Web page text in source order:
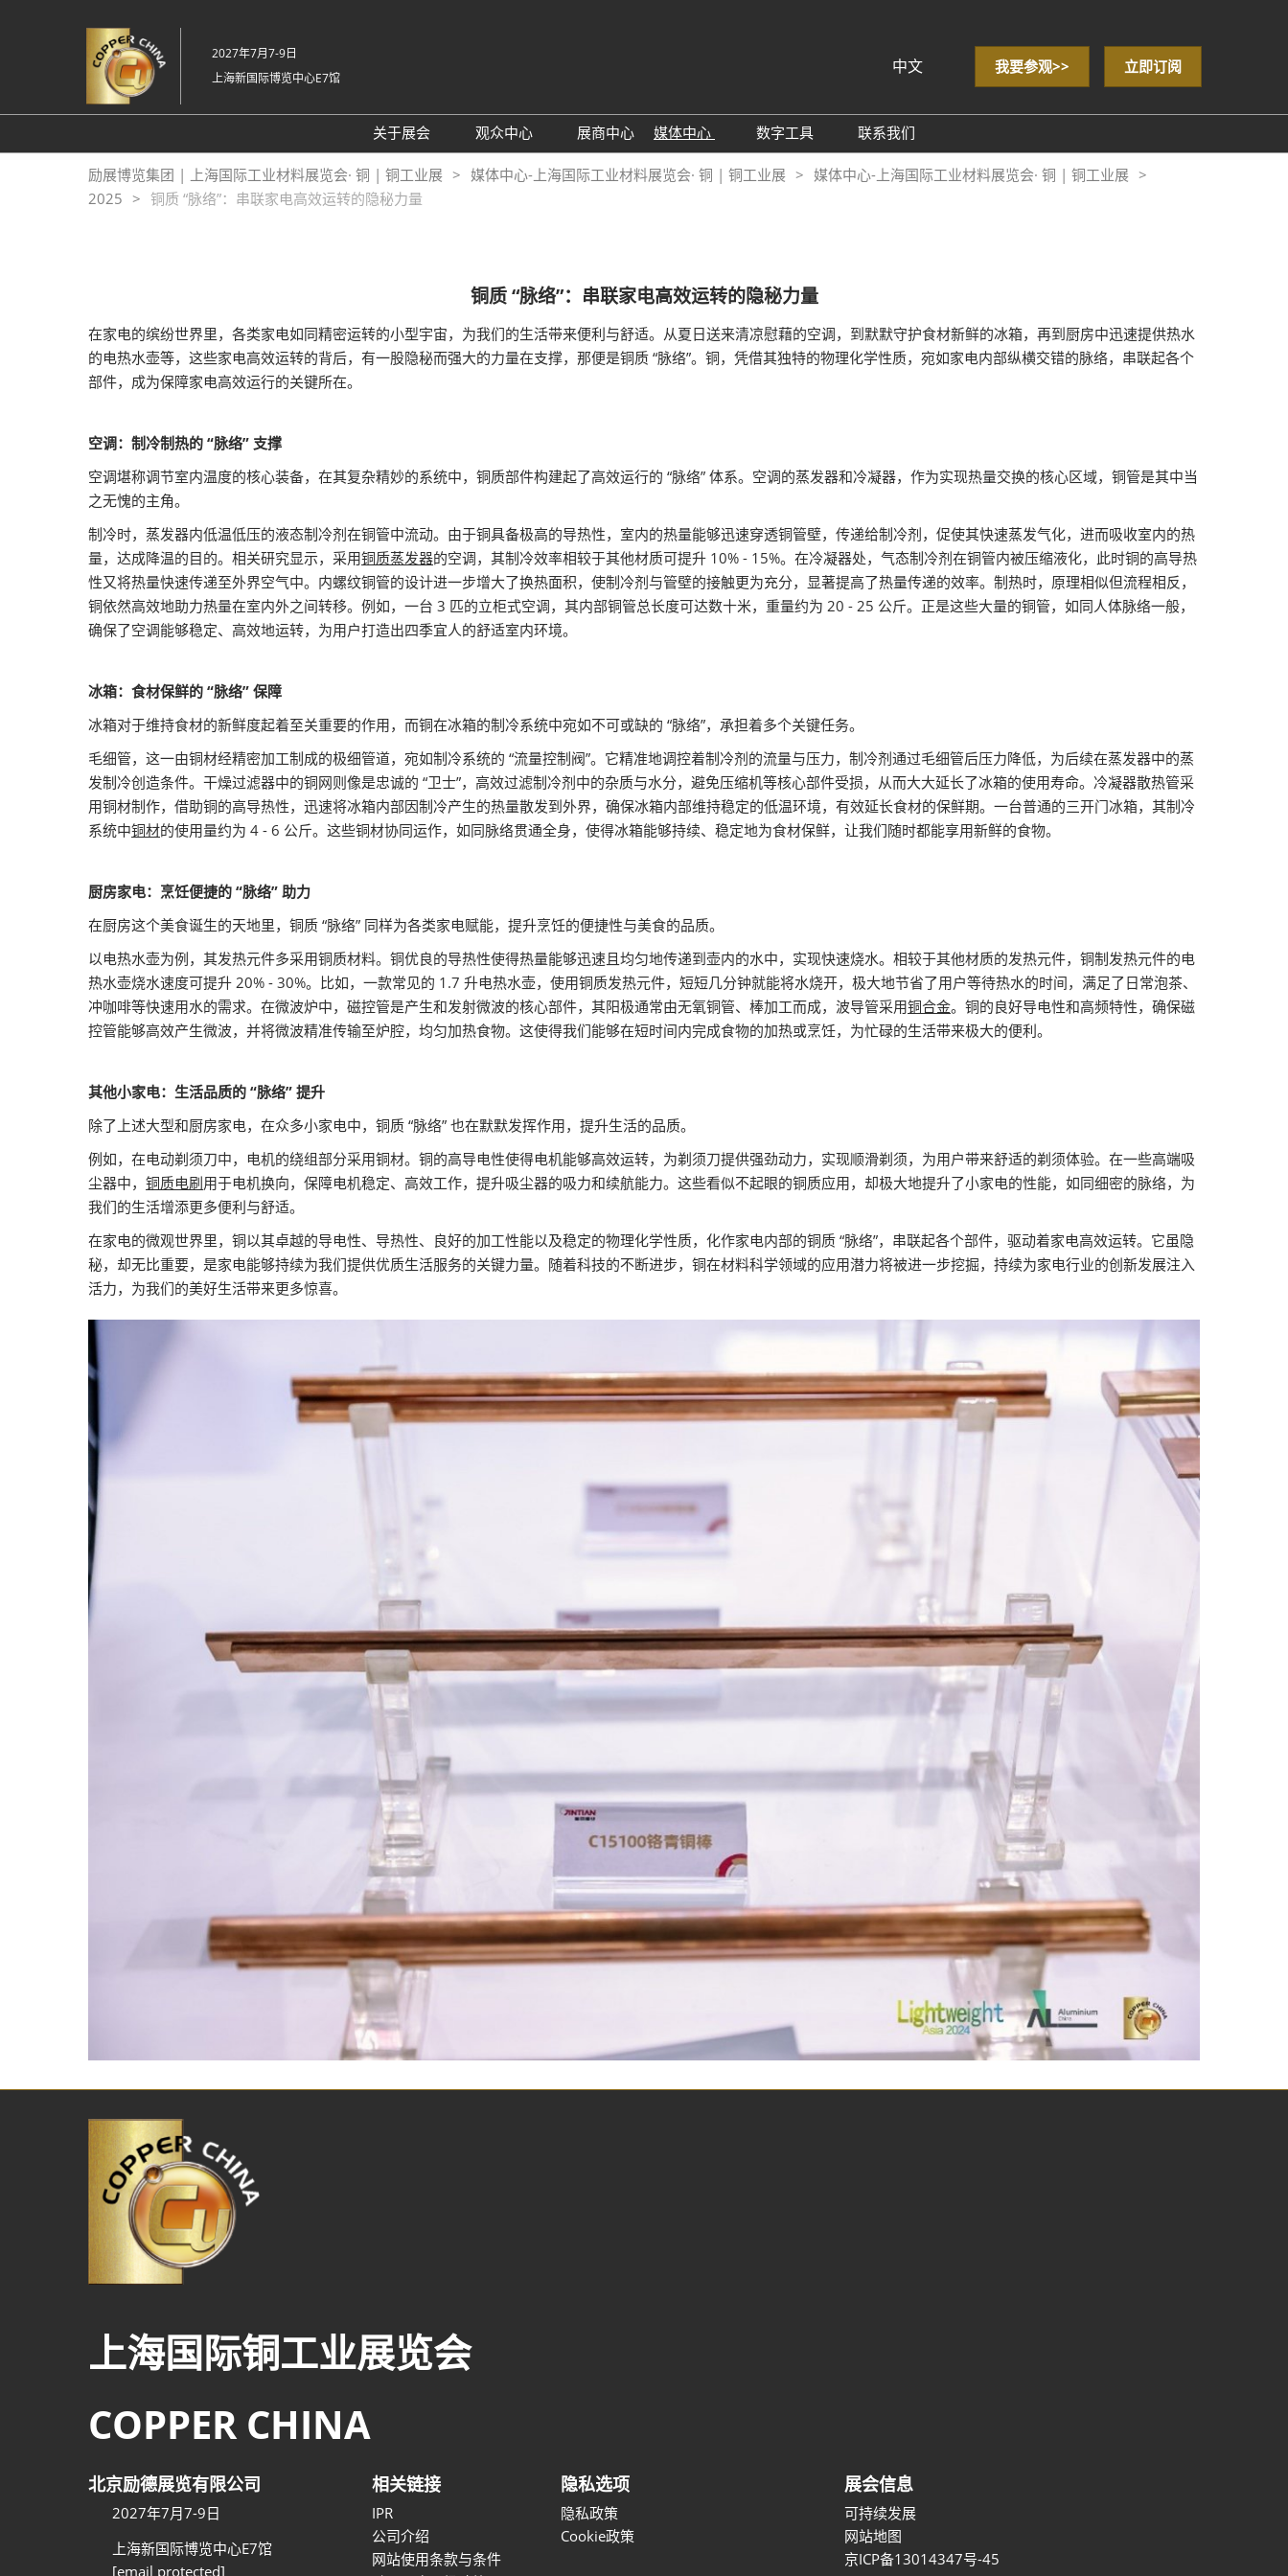
接
跳
至
容
2027年7月7-9日
上海新国际博览中心E7馆
中文
English
我要参观>> 立即订阅
关于展会
关于展会
2025年展后报告
观众中心
观众增值服务
展商中心
媒体中心
行业资讯动态
数字工具
励展通
联系我们
励展博览集团 | 上海国际工业材料展览会· 铜 | 铜工业展 媒体中心-上海国际工业材料展览会· 铜 | 铜工业展
媒体中心-上海国际工业材料展览会· 铜 | 铜工业展
2025
铜质 “脉络”：串联家电高效运转的隐秘力量
铜质 “脉络”：串联家电高效运转的隐秘力量
在家电的缤纷世界里，各类家电如同精密运转的小型宇宙，为我们的生活带来便利与舒适。从夏日送来清凉慰藉的空调，到默默守护食材新鲜的冰箱，再到厨房中迅速提供热水
的电热水壶等，这些家电高效运转的背后，有一股隐秘而强大的力量在支撑，那便是铜质 “脉络”。铜，凭借其独特的物理化学性质，宛如家电内部纵横交错的脉络，串联起各个
部件，成为保障家电高效运行的关键所在。
空调：制冷制热的 “脉络” 支撑
空调堪称调节室内温度的核心装备，在其复杂精妙的系统中，铜质部件构建起了高效运行的 “脉络” 体系。空调的蒸发器和冷凝器，作为实现热量交换的核心区域，铜管是其中当
之无愧的主角。
制冷时，蒸发器内低温低压的液态制冷剂在铜管中流动。由于铜具备极高的导热性，室内的热量能够迅速穿透铜管壁，传递给制冷剂，促使其快速蒸发气化，进而吸收室内的热
量，达成降温的目的。相关研究显示，采用铜质蒸发器的空调，其制冷效率相较于其他材质可提升 10% - 15%。在冷凝器处，气态制冷剂在铜管内被压缩液化，此时铜的高导热
性又将热量快速传递至外界空气中。内螺纹铜管的设计进一步增大了换热面积，使制冷剂与管壁的接触更为充分，显著提高了热量传递的效率。制热时，原理相似但流程相反，
铜依然高效地助力热量在室内外之间转移。例如，一台 3 匹的立柜式空调，其内部铜管总长度可达数十米，重量约为 20 - 25 公斤。正是这些大量的铜管，如同人体脉络一般，
确保了空调能够稳定、高效地运转，为用户打造出四季宜人的舒适室内环境。
冰箱：食材保鲜的 “脉络” 保障
冰箱对于维持食材的新鲜度起着至关重要的作用，而铜在冰箱的制冷系统中宛如不可或缺的 “脉络”，承担着多个关键任务。
毛细管，这一由铜材经精密加工制成的极细管道，宛如制冷系统的 “流量控制阀”。它精准地调控着制冷剂的流量与压力，制冷剂通过毛细管后压力降低，为后续在蒸发器中的蒸
发制冷创造条件。干燥过滤器中的铜网则像是忠诚的 “卫士”，高效过滤制冷剂中的杂质与水分，避免压缩机等核心部件受损，从而大大延长了冰箱的使用寿命。冷凝器散热管采
用铜材制作，借助铜的高导热性，迅速将冰箱内部因制冷产生的热量散发到外界，确保冰箱内部维持稳定的低温环境，有效延长食材的保鲜期。一台普通的三开门冰箱，其制冷
系统中铜材的使用量约为 4 - 6 公斤。这些铜材协同运作，如同脉络贯通全身，使得冰箱能够持续、稳定地为食材保鲜，让我们随时都能享用新鲜的食物。
厨房家电：烹饪便捷的 “脉络” 助力
在厨房这个美食诞生的天地里，铜质 “脉络” 同样为各类家电赋能，提升烹饪的便捷性与美食的品质。
以电热水壶为例，其发热元件多采用铜质材料。铜优良的导热性使得热量能够迅速且均匀地传递到壶内的水中，实现快速烧水。相较于其他材质的发热元件，铜制发热元件的电
热水壶烧水速度可提升 20% - 30%。比如，一款常见的 1.7 升电热水壶，使用铜质发热元件，短短几分钟就能将水烧开，极大地节省了用户等待热水的时间，满足了日常泡茶、
冲咖啡等快速用水的需求。在微波炉中，磁控管是产生和发射微波的核心部件，其阳极通常由无氧铜管、棒加工而成，波导管采用铜合金。铜的良好导电性和高频特性，确保磁
控管能够高效产生微波，并将微波精准传输至炉腔，均匀加热食物。这使得我们能够在短时间内完成食物的加热或烹饪，为忙碌的生活带来极大的便利。
其他小家电：生活品质的 “脉络” 提升
除了上述大型和厨房家电，在众多小家电中，铜质 “脉络” 也在默默发挥作用，提升生活的品质。
例如，在电动剃须刀中，电机的绕组部分采用铜材。铜的高导电性使得电机能够高效运转，为剃须刀提供强劲动力，实现顺滑剃须，为用户带来舒适的剃须体验。在一些高端吸
尘器中， 铜质电刷用于电机换向，保障电机稳定、高效工作，提升吸尘器的吸力和续航能力。这些看似不起眼的铜质应用，却极大地提升了小家电的性能，如同细密的脉络，为
我们的生活增添更多便利与舒适。
在家电的微观世界里，铜以其卓越的导电性、导热性、良好的加工性能以及稳定的物理化学性质，化作家电内部的铜质 “脉络”，串联起各个部件，驱动着家电高效运转。它虽隐
秘，却无比重要，是家电能够持续为我们提供优质生活服务的关键力量。随着科技的不断进步，铜在材料科学领域的应用潜力将被进一步挖掘，持续为家电行业的创新发展注入
活力，为我们的美好生活带来更多惊喜。
上海国际铜工业展览会
COPPER CHINA
北京励德展览有限公司
2027年7月7-9日
上海新国际博览中心E7馆
[email protected]
相关链接
IPR
公司介绍
网站使用条款与条件
隐私选项
隐私政策
Cookie政策
展会信息
可持续发展
网站地图
京ICP备13014347号-45